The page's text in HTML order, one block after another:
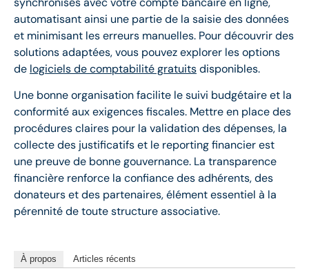
automatisant ainsi une partie de la saisie des données
et minimisant les erreurs manuelles. Pour découvrir des
solutions adaptées, vous pouvez explorer les options
de logiciels de comptabilité gratuitsdisponibles.
Une bonne organisation facilite le suivi budgétaire et la
conformité aux exigences fiscales. Mettre en place des
procédures claires pour la validation des dépenses, la
collecte des justificatifs et le reporting financier est
une preuve de bonne gouvernance. La transparence
financière renforce la confiance des adhérents, des
donateurs et des partenaires, élément essentiel à la
pérennité de toute structure associative.
À propos Articles récents